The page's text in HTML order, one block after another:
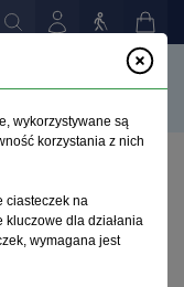
wykorzystywane są
korzystania z nich
ciasteczek na
kluczowe dla działania
wymagana jest